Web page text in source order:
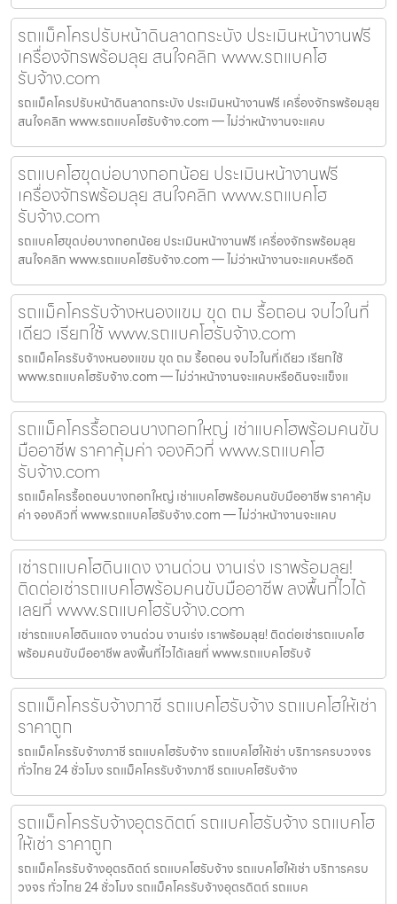
รถแม็คโครปรับหน้าดินลาดกระบัง ประเมินหน้างานฟรี
เครื่องจักรพร้อมลุย สนใจคลิก www.รถแบคโฮ
รับจ้าง.com
รถแม็คโครปรับหน้าดินลาดกระบัง ประเมินหน้างานฟรี เครื่องจักรพร้อมลุย
สนใจคลิก www.รถแบคโฮรับจ้าง.com — ไม่ว่าหน้างานจะแคบ
รถแบคโฮขุดบ่อบางกอกน้อย ประเมินหน้างานฟรี
เครื่องจักรพร้อมลุย สนใจคลิก www.รถแบคโฮ
รับจ้าง.com
รถแบคโฮขุดบ่อบางกอกน้อย ประเมินหน้างานฟรี เครื่องจักรพร้อมลุย
สนใจคลิก www.รถแบคโฮรับจ้าง.com — ไม่ว่าหน้างานจะแคบหรือดิ
รถแม็คโครรับจ้างหนองแขม ขุด ถม รื้อถอน จบไวในที่
เดียว เรียกใช้ www.รถแบคโฮรับจ้าง.com
รถแม็คโครรับจ้างหนองแขม ขุด ถม รื้อถอน จบไวในที่เดียว เรียกใช้
www.รถแบคโฮรับจ้าง.com — ไม่ว่าหน้างานจะแคบหรือดินจะแข็งแ
รถแม็คโครรื้อถอนบางกอกใหญ่ เช่าแบคโฮพร้อมคนขับ
มืออาชีพ ราคาคุ้มค่า จองคิวที่ www.รถแบคโฮ
รับจ้าง.com
รถแม็คโครรื้อถอนบางกอกใหญ่ เช่าแบคโฮพร้อมคนขับมืออาชีพ ราคาคุ้ม
ค่า จองคิวที่ www.รถแบคโฮรับจ้าง.com — ไม่ว่าหน้างานจะแคบ
เช่ารถแบคโฮดินแดง งานด่วน งานเร่ง เราพร้อมลุย!
ติดต่อเช่ารถแบคโฮพร้อมคนขับมืออาชีพ ลงพื้นที่ไวได้
เลยที่ www.รถแบคโฮรับจ้าง.com
เช่ารถแบคโฮดินแดง งานด่วน งานเร่ง เราพร้อมลุย! ติดต่อเช่ารถแบคโฮ
พร้อมคนขับมืออาชีพ ลงพื้นที่ไวได้เลยที่ www.รถแบคโฮรับจ้
รถแม็คโครรับจ้างภาชี รถแบคโฮรับจ้าง รถแบคโฮให้เช่า
ราคาถูก
รถแม็คโครรับจ้างภาชี รถแบคโฮรับจ้าง รถแบคโฮให้เช่า บริการครบวงจร
ทั่วไทย 24 ชั่วโมง รถแม็คโครรับจ้างภาชี รถแบคโฮรับจ้าง
รถแม็คโครรับจ้างอุตรดิตถ์ รถแบคโฮรับจ้าง รถแบคโฮ
ให้เช่า ราคาถูก
รถแม็คโครรับจ้างอุตรดิตถ์ รถแบคโฮรับจ้าง รถแบคโฮให้เช่า บริการครบ
วงจร ทั่วไทย 24 ชั่วโมง รถแม็คโครรับจ้างอุตรดิตถ์ รถแบค